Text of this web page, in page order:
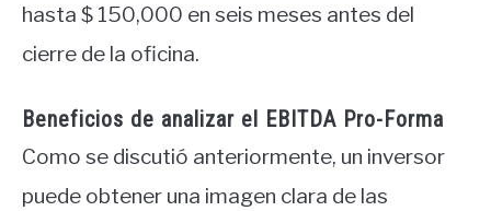
hasta $ 150,000 en seis meses antes del
cierre de la oficina.
Beneficios de analizar el EBITDA Pro-Forma
Como se discutió anteriormente, un inversor
puede obtener una imagen clara de las